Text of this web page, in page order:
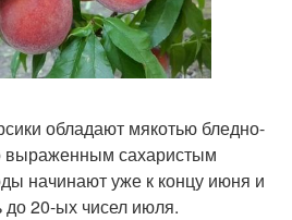
обладают мякотью бледно-
выраженным сахаристым
начинают уже к концу июня и
до 20-ых чисел июля.